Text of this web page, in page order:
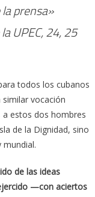
prensa»
UPEC, 24, 25
todos los cubanos
vocación
estos dos hombres
de la Dignidad, sino
mundial.
de las ideas
—con aciertos